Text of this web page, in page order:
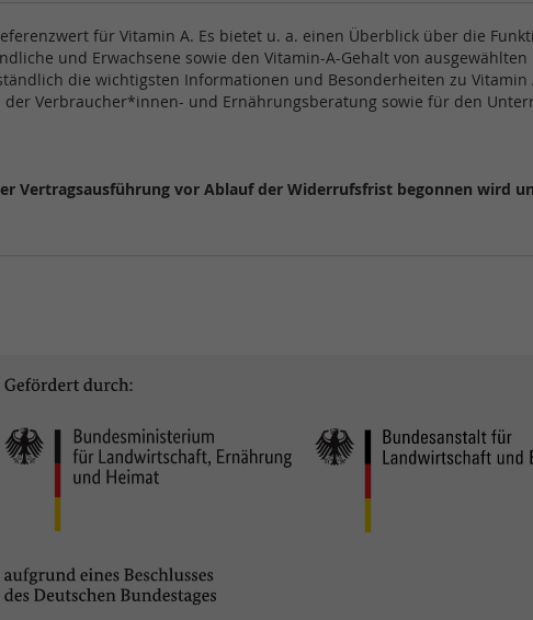
für Vitamin A. Es bietet u. a. einen Überblick über die
und Erwachsene sowie den Vitamin-A-Gehalt von
die wichtigsten Informationen und Besonderheiten zu
Verbraucher*innen- und Ernährungsberatung sowie für den
Vertragsausführung vor Ablauf der Widerrufsfrist begonnen wird